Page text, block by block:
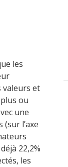
les
valeurs et
ou
une
l’axe
22,2%
les